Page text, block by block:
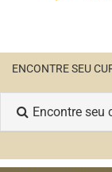
ENCONTRE SEU
Encontre seu